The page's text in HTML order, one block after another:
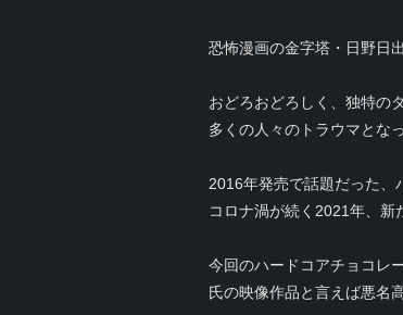
恐怖漫画の金字塔・日野日
おどろおどろしく、独特の
多くの人々のトラウマとな
2016年発売で話題だった、
コロナ渦が続く2021年、新
今回のハードコアチョコレ
氏の映像作品と言えば悪名